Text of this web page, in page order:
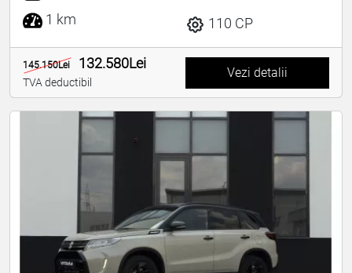
1 km
110 CP
145.150Lei 132.580Lei
TVA deductibil
Vezi detalii